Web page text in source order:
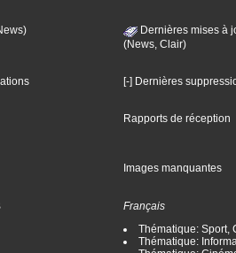
Dernières mises à
(News, Clair)
[-] Dernières
Rapports de réception
Images manquantes
Français
Thématique: Sport,
Thématique: